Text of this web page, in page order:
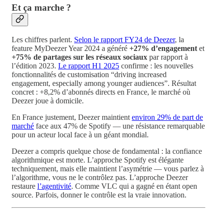
Et ça marche ?
Les chiffres parlent. Selon le rapport FY24 de Deezer, la
feature MyDeezer Year 2024 a généré +27% d’engagement et
+75% de partages sur les réseaux sociaux par rapport à
l’édition 2023. Le rapport H1 2025 confirme : les nouvelles
fonctionnalités de customisation “driving increased
engagement, especially among younger audiences”. Résultat
concret : +8,2% d’abonnés directs en France, le marché où
Deezer joue à domicile.
En France justement, Deezer maintient environ 29% de part de
marché face aux 47% de Spotify — une résistance remarquable
pour un acteur local face à un géant mondial.
Deezer a compris quelque chose de fondamental : la confiance
algorithmique est morte. L’approche Spotify est élégante
techniquement, mais elle maintient l’asymétrie — vous parlez à
l’algorithme, vous ne le contrôlez pas. L’approche Deezer
restaure l’agentivité. Comme VLC qui a gagné en étant open
source. Parfois, donner le contrôle est la vraie innovation.